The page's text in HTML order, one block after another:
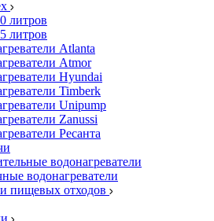
литров
литров
Atlanta
Atmor
Hyundai
Timberk
Unipump
Zanussi
Ресанта
водонагреватели
водонагреватели
пищевых отходов